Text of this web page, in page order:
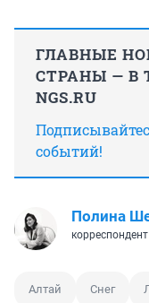
ГЛАВНЫЕ
СТРАНЫ — В
NGS.RU
событий!
Полина
корреспондент
Алтай Снег